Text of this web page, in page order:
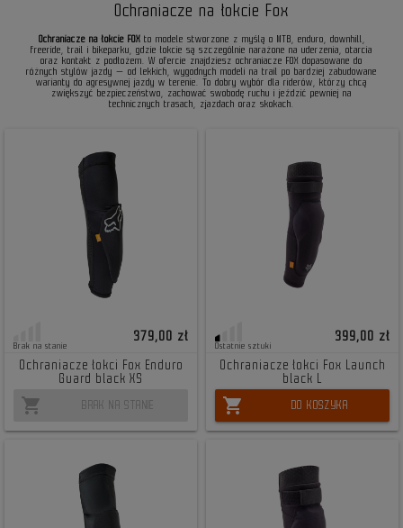
Ochraniacze na łokcie Fox
Ochraniacze na łokcie FOXto modele stworzone z myślą o MTB, enduro, downhill,
freeride, trail i bikeparku, gdzie łokcie są szczególnie narażone na uderzenia, otarcia
oraz kontakt z podłożem. W ofercie znajdziesz ochraniacze FOX dopasowane do
różnych stylów jazdy — od lekkich, wygodnych modeli na trail po bardziej zabudowane
warianty do agresywnej jazdy w terenie. To dobry wybór dla riderów, którzy chcą
zwiększyć bezpieczeństwo, zachować swobodę ruchu i jeździć pewniej na
technicznych trasach, zjazdach oraz skokach.
Brak na stanie
379,00 zł
Ochraniacze łokci Fox Enduro
Guard black XS
shopping_cart BRAK NA STANIE
Ostatnie sztuki
399,00 zł
Ochraniacze łokci Fox Launch
black L
shopping_cart DO KOSZYKA